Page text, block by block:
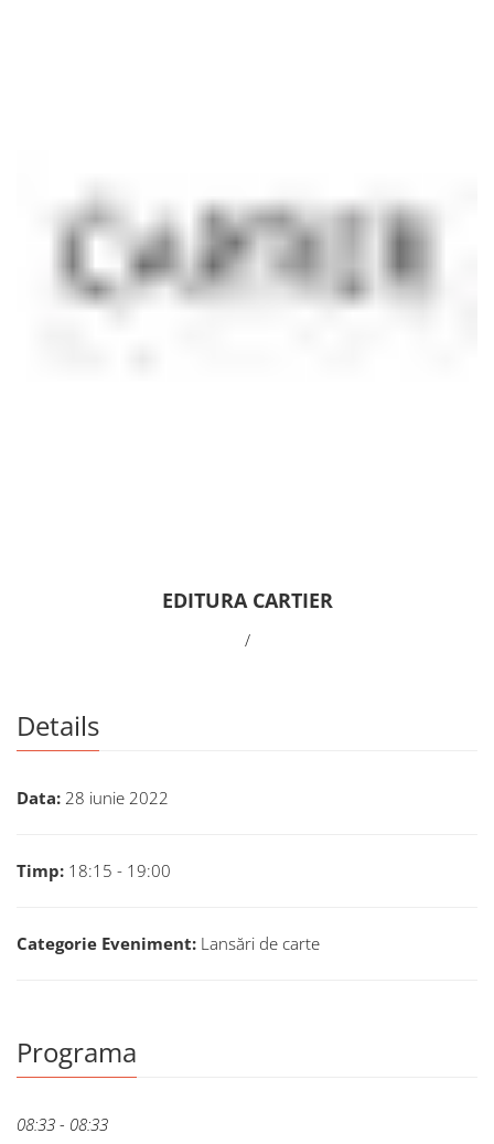
EDITURA CARTIER
/
Details
Data: 28 iunie 2022
Timp: 18:15 - 19:00
Categorie Eveniment: Lansări de carte
Programa
08:33 - 08:33